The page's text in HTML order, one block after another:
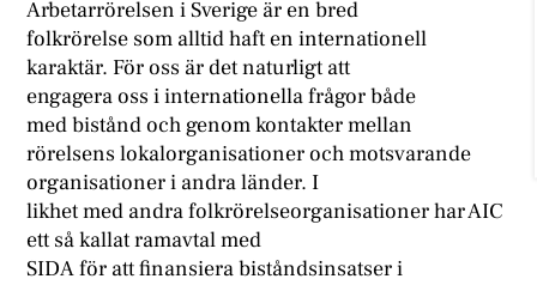
Arbetarrörelsen i Sverige är en bred
folkrörelse som alltid haft en internationell
karaktär. För oss är det naturligt att
engagera oss i internationella frågor både
med bistånd och genom kontakter mellan
rörelsens lokalorganisationer och motsvarande
organisationer i andra länder. I
likhet med andra folkrörelseorganisationer har AIC
ett så kallat ramavtal med
SIDA för att finansiera biståndsinsatser i